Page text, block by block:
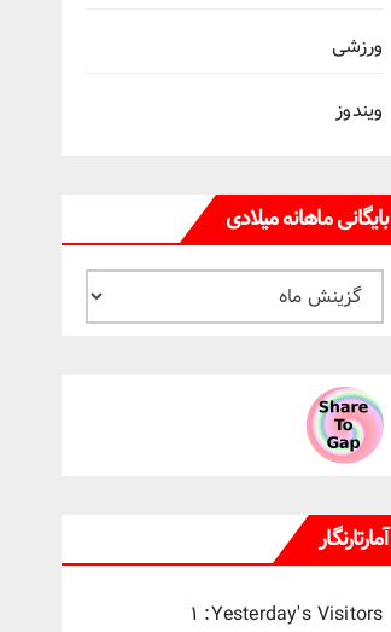
ورزشی
ویندوز
بایگانی ماهانه میلادی
بایگانی
ماهانه
آمارتارنگار
Yesterday's Visitors: ۱